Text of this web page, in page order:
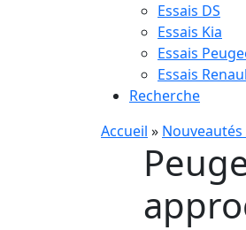
Essais DS
Essais Kia
Essais
Essais
Recherche
Accueil »